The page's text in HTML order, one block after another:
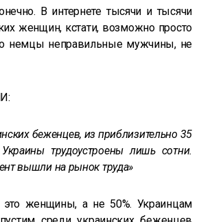
В интернете тысячи и тысячи
женщин, кстати, возможно просто
немцы неправильные мужчины, не
беженцев, из приблизительно 35
трудоустроены лишь сотни.
вышли на рынок труда»
женщины, а не 50%. Украинцам